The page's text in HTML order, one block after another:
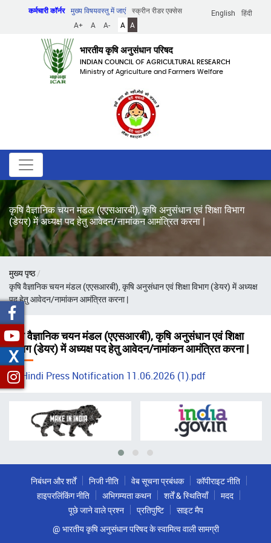
English हिंदी
कर्मचारी कॉर्नर मुख्य विषयवस्तु में जाएं
स्क्रीन रीडर एक्सेस
A+
A A- A A
भारतीय कृषि अनुसंधान परिषद
INDIAN COUNCIL OF AGRICULTURAL RESEARCH
Ministry of Agriculture and Farmers Welfare
कृषि वैज्ञानिक चयन मंडल (एएसआरबी), कृषि अनुसंधान एवं शिक्षा विभाग
(डेयर) में अध्यक्ष पद हेतु आवेदन/नामांकन आमंत्रित करना |
पग
चिन्ह
मुख्य पृष्ठ
कृषि वैज्ञानिक चयन मंडल (एएसआरबी), कृषि अनुसंधान एवं शिक्षा विभाग (डेयर) में अध्यक्ष
पद हेतु आवेदन/नामांकन आमंत्रित करना |
कृषि वैज्ञानिक चयन मंडल (एएसआरबी), कृषि अनुसंधान एवं शिक्षा
विभाग (डेयर) में अध्यक्ष पद हेतु आवेदन/नामांकन आमंत्रित करना |
Hindi Press Notification 11.06.2026 (1).pdf
निबंधन और शर्तें निजी नीति वेब सूचना प्रबंधक
कॉपीराइट नीति
हाइपरलिंकिंग नीति
अभिगम्यता कथन शर्तें & स्थितियाँ
मदद
पूछे जाने वाले प्रश्न
प्रतिपुष्टि
साइट मैप
@ भारतीय कृषि अनुसंधान परिषद के स्वामित्व वाली सामग्री
X